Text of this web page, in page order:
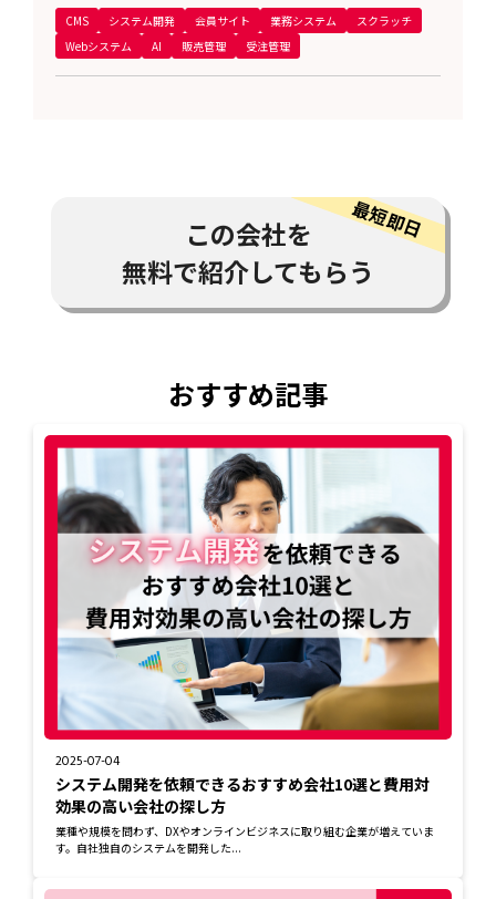
CMS システム開発 会員サイト 業務システム
スクラッチ
Webシステム
AI 販売管理 受注管理
この会社を
無料で紹介してもらう
おすすめ記事
2025-07-04
システム開発を依頼できるおすすめ会社10選と費用対
効果の高い会社の探し方
業種や規模を問わず、DXやオンラインビジネスに取り組む企業が増えていま
す。自社独自のシステムを開発した...